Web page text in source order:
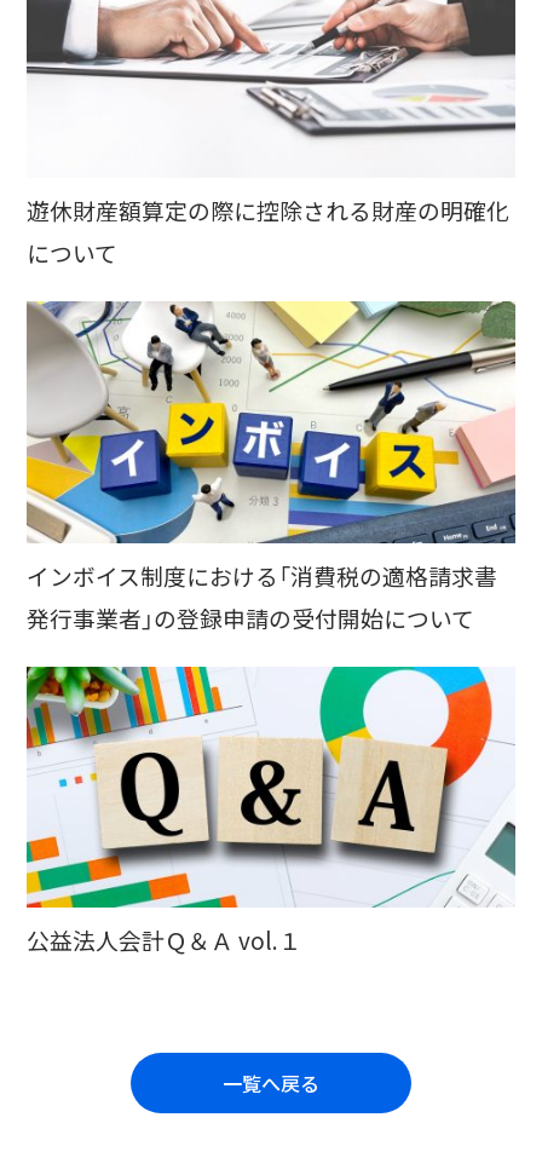
遊休財産額算定の際に控除される財産の明確化
について
インボイス制度における「消費税の適格請求書
発行事業者」の登録申請の受付開始について
公益法人会計Ｑ＆Ａ vol.１
一覧へ戻る